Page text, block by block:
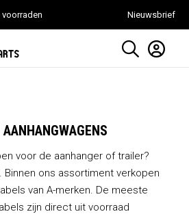
Nieuwsbrief
voor de aanhanger of trailer?
Binnen ons assortiment verkopen
van A-merken. De meeste
zijn direct uit voorraad